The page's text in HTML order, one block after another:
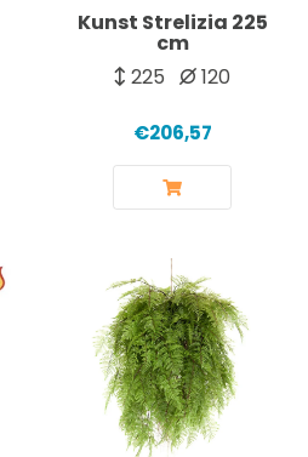
Kunst Strelizia 225
cm
225
120
€206,57